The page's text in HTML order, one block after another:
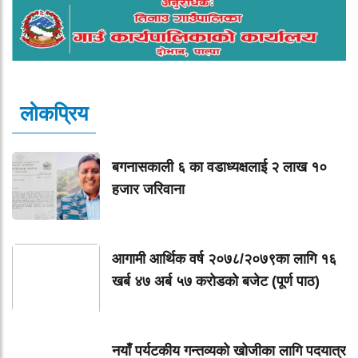
लोकप्रिय
बगनासकाली ६ का वडाध्यक्षलाई २ लाख १०
हजार जरिवाना
आगामी आर्थिक वर्ष २०७८/२०७९का लागि १६
खर्ब ४७ अर्ब ५७ करोडको बजेट (पूर्ण पाठ)
नयाँ पर्यटकीय गन्तव्यको खोजीका लागि पदयात्र